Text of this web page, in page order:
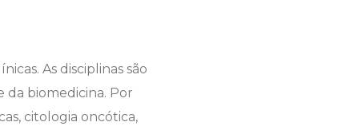
As disciplinas são
da biomedicina. Por
citologia oncótica,